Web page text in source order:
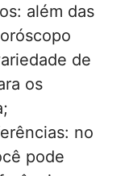
além das
de
os
no
pode